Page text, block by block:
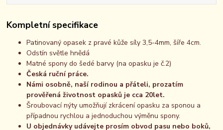
Kompletní specifikace
Patinovaný opasek z pravé kůže síly 3,5-4mm, šíře 4cm.
Odstín světle hnědá
Matné spony do šedé barvy (na opasku je č.2)
Česká ruční práce.
Námi osobně, naší rodinou a přáteli, prozatím
prověřená životnost opasků je cca 20let.
Šroubovací nýty umožňují zkrácení opasku za sponou a
případnou rychlou a jednoduchou výměnu spony.
U objednávky udávejte prosím obvod pasu nebo boků,